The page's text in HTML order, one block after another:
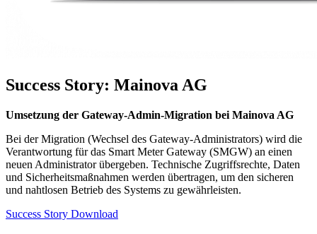
Success Story: Mainova AG
Umsetzung der Gateway-Admin-Migration bei Mainova AG
Bei der Migration (Wechsel des Gateway-Administrators) wird die
Verantwortung für das Smart Meter Gateway (SMGW) an einen
neuen Administrator übergeben. Technische Zugriffsrechte, Daten
und Sicherheitsmaßnahmen werden übertragen, um den sicheren
und nahtlosen Betrieb des Systems zu gewährleisten.
Success Story Download